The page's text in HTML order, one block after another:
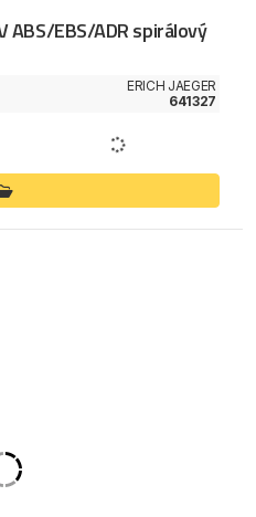
ABS/EBS/ADR spirálový
ERICH JAEGER
641327